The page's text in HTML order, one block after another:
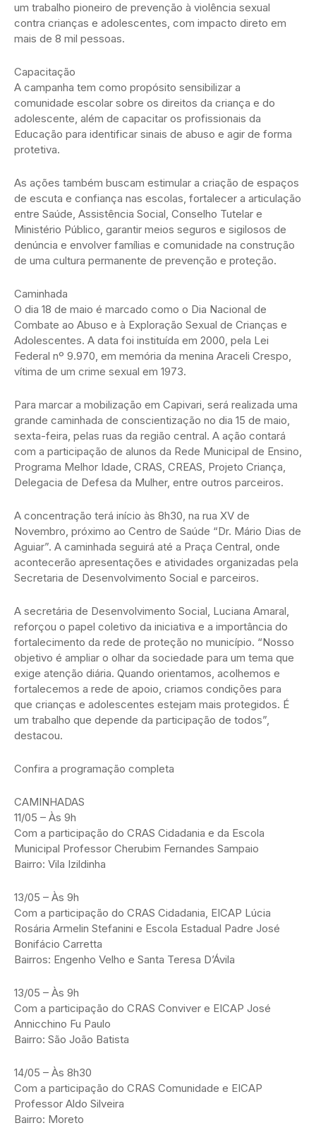
um trabalho pioneiro de prevenção à violência sexual
contra crianças e adolescentes, com impacto direto em
mais de 8 mil pessoas.
Capacitação
A campanha tem como propósito sensibilizar a
comunidade escolar sobre os direitos da criança e do
adolescente, além de capacitar os profissionais da
Educação para identificar sinais de abuso e agir de forma
protetiva.
As ações também buscam estimular a criação de espaços
de escuta e confiança nas escolas, fortalecer a articulação
entre Saúde, Assistência Social, Conselho Tutelar e
Ministério Público, garantir meios seguros e sigilosos de
denúncia e envolver famílias e comunidade na construção
de uma cultura permanente de prevenção e proteção.
Caminhada
O dia 18 de maio é marcado como o Dia Nacional de
Combate ao Abuso e à Exploração Sexual de Crianças e
Adolescentes. A data foi instituída em 2000, pela Lei
Federal nº 9.970, em memória da menina Araceli Crespo,
vítima de um crime sexual em 1973.
Para marcar a mobilização em Capivari, será realizada uma
grande caminhada de conscientização no dia 15 de maio,
sexta-feira, pelas ruas da região central. A ação contará
com a participação de alunos da Rede Municipal de Ensino,
Programa Melhor Idade, CRAS, CREAS, Projeto Criança,
Delegacia de Defesa da Mulher, entre outros parceiros.
A concentração terá início às 8h30, na rua XV de
Novembro, próximo ao Centro de Saúde “Dr. Mário Dias de
Aguiar”. A caminhada seguirá até a Praça Central, onde
acontecerão apresentações e atividades organizadas pela
Secretaria de Desenvolvimento Social e parceiros.
A secretária de Desenvolvimento Social, Luciana Amaral,
reforçou o papel coletivo da iniciativa e a importância do
fortalecimento da rede de proteção no município. “Nosso
objetivo é ampliar o olhar da sociedade para um tema que
exige atenção diária. Quando orientamos, acolhemos e
fortalecemos a rede de apoio, criamos condições para
que crianças e adolescentes estejam mais protegidos. É
um trabalho que depende da participação de todos”,
destacou.
Confira a programação completa
CAMINHADAS
11/05 – Às 9h
Com a participação do CRAS Cidadania e da Escola
Municipal Professor Cherubim Fernandes Sampaio
Bairro: Vila Izildinha
13/05 – Às 9h
Com a participação do CRAS Cidadania, EICAP Lúcia
Rosária Armelin Stefanini e Escola Estadual Padre José
Bonifácio Carretta
Bairros: Engenho Velho e Santa Teresa D’Ávila
13/05 – Às 9h
Com a participação do CRAS Conviver e EICAP José
Annicchino Fu Paulo
Bairro: São João Batista
14/05 – Às 8h30
Com a participação do CRAS Comunidade e EICAP
Professor Aldo Silveira
Bairro: Moreto